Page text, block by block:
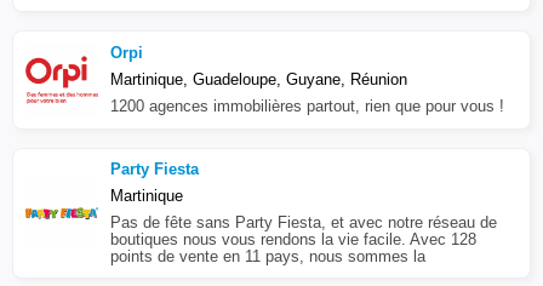
Orpi
Martinique, Guadeloupe, Guyane, Réunion
1200 agences immobilières partout, rien que pour vous !
Party Fiesta
Martinique
Pas de fête sans Party Fiesta, et avec notre réseau de
boutiques nous vous rendons la vie facile. Avec 128
points de vente en 11 pays, nous sommes la